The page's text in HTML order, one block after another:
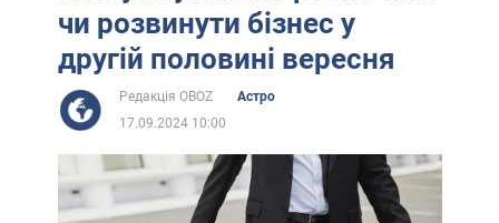
чи розвинути бізнес у
другій половині вересня
Редакція OBOZ
Астро
17.09.2024 10:00